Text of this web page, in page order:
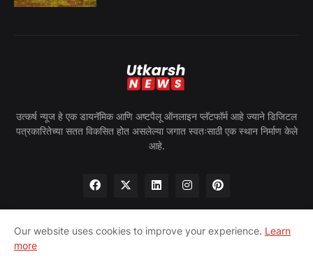
उत्कर्ष न्यूज हे एक डायनॅमिक आणि अष्टपैलू ऑनलाइन प्लॅटफॉर्म आहे ज्याने डिजिटल
पत्रकारितेच्या सतत विकसित होत असलेल्या जगात स्वतःसाठी एक स्थान निर्माण केले
आहे.
Our website uses cookies to improve your experience. Learn
more